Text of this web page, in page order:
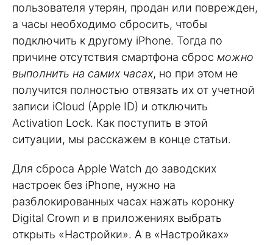
пользователя утерян, продан или поврежден,
а часы необходимо сбросить, чтобы
подключить к другому iPhone. Тогда по
причине отсутствия смартфона сброс можно
выполнить на самих часах, но при этом не
получится полностью отвязать их от учетной
записи iCloud (Apple ID) и отключить
Activation Lock. Как поступить в этой
ситуации, мы расскажем в конце статьи.
Для сброса Apple Watch до заводских
настроек без iPhone, нужно на
разблокированных часах нажать коронку
Digital Crown и в приложениях выбрать
открыть «Настройки». А в «Настройках»